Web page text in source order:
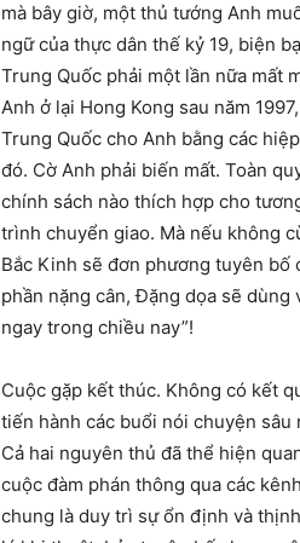
mà bây giờ, một thủ tướng Anh
ngữ của thực dân thế kỷ 19, biện
Trung Quốc phải một lần nữa mất
Anh ở lại Hong Kong sau năm
Trung Quốc cho Anh bằng các
đó. Cờ Anh phải biến mất. Toàn
chính sách nào thích hợp cho
trình chuyển giao. Mà nếu không
Bắc Kinh sẽ đơn phương tuyên
phần nặng cân, Đặng dọa sẽ dùng
ngay trong chiều nay”!
Cuộc gặp kết thúc. Không có kết
tiến hành các buổi nói chuyện
Cả hai nguyên thủ đã thể hiện
cuộc đàm phán thông qua các
chung là duy trì sự ổn định và